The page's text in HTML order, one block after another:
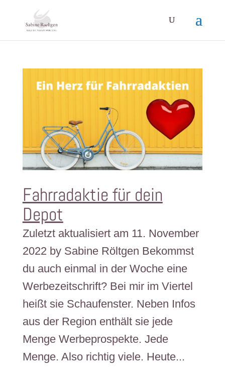
Fahrradaktie für dein
Depot
Zuletzt aktualisiert am 11. November
2022 by Sabine Röltgen Bekommst
du auch einmal in der Woche eine
Werbezeitschrift? Bei mir im Viertel
heißt sie Schaufenster. Neben Infos
aus der Region enthält sie jede
Menge Werbeprospekte. Jede
Menge. Also richtig viele. Heute...